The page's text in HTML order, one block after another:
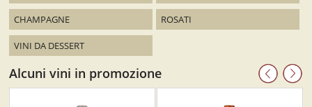
CHAMPAGNE ROSATI
VINI DA DESSERT
Alcuni vini in promozione